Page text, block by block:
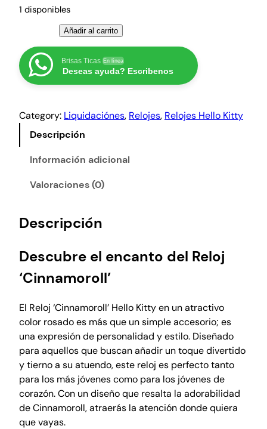
n
a
l
e
r
a
₡
6
0
e
s
:
₡
5
0
.
1 disponibles
l
o
C
n
r
o
l
"
e
l
l
o
K
i
t
t
y
Añadir al carrito
Brisas Ticas En línea
Deseas ayuda? Escribenos
Category: Liquidaciónes, Relojes, Relojes Hello Kitty
Descripción
Información adicional
Valoraciones (0)
Descripción
Descubre el encanto del Reloj
‘Cinnamoroll’
El Reloj ‘Cinnamoroll’ Hello Kitty en un atractivo
color rosado es más que un simple accesorio; es
una expresión de personalidad y estilo. Diseñado
para aquellos que buscan añadir un toque divertido
y tierno a su atuendo, este reloj es perfecto tanto
para los más jóvenes como para los jóvenes de
corazón. Con un diseño que resalta la adorabilidad
de Cinnamoroll, atraerás la atención donde quiera
que vayas.